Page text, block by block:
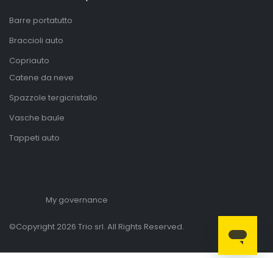
Barre portatutto
Braccioli auto
Copriauto
Catene da neve
Spazzole tergicristallo
Vasche baule
Tappeti auto
My governance
©Copyright 2026 Trio srl. All Rights Reserved.